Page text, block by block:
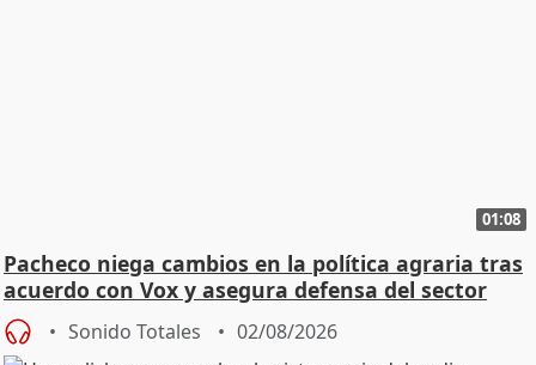
01:08
Pacheco niega cambios en la política agraria tras
acuerdo con Vox y asegura defensa del sector
Sonido Totales 02/08/2026